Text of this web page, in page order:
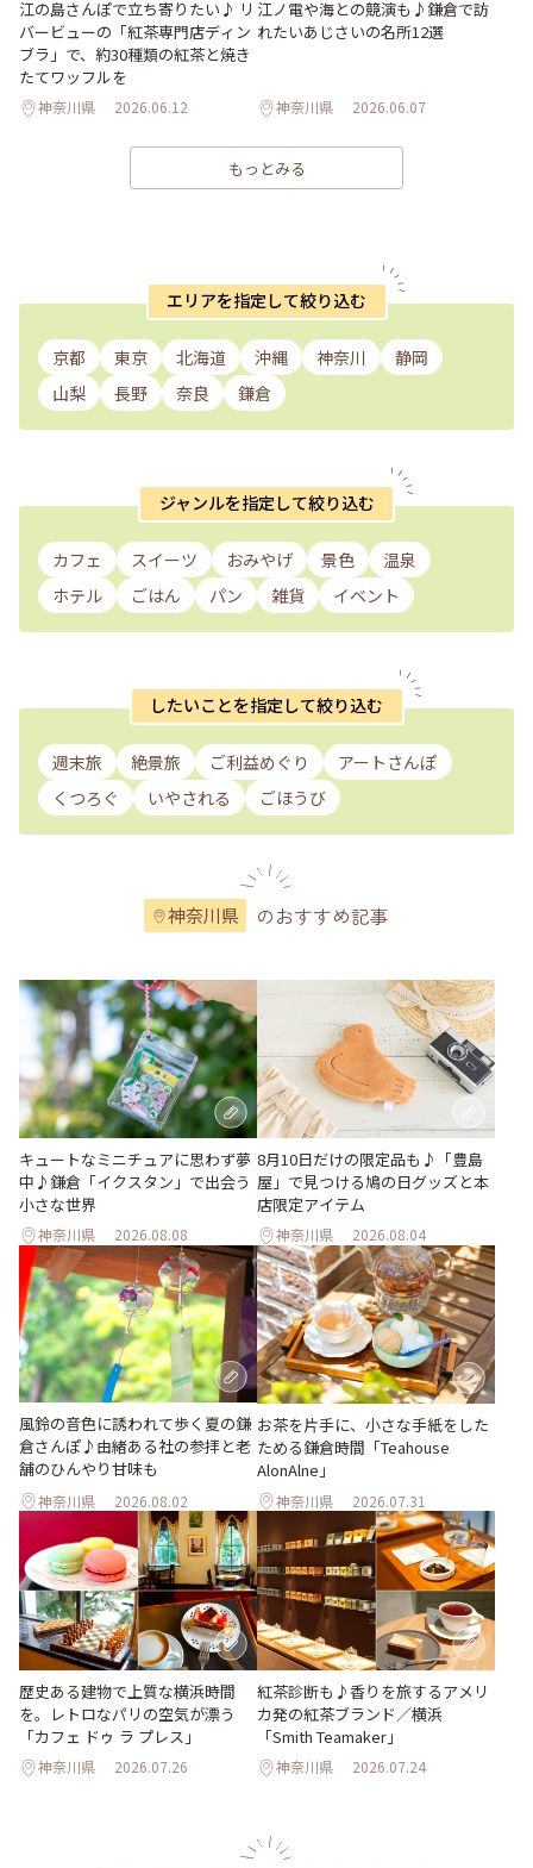
江の島さんぽで立ち寄りたい♪ リ
バービューの「紅茶専門店ディン
ブラ」で、約30種類の紅茶と焼き
たてワッフルを
神奈川県 2026.06.12
江ノ電や海との競演も♪鎌倉で訪
れたいあじさいの名所12選
神奈川県 2026.06.07
もっとみる
エリアを指定して絞り込む
京都 東京 北海道 沖縄 神奈川
静岡
山梨
長野 奈良 鎌倉
ジャンルを指定して絞り込む
カフェ スイーツ おみやげ 景色
温泉
ホテル
ごはん パン 雑貨 イベント
したいことを指定して絞り込む
週末旅 絶景旅 ご利益めぐり
アートさんぽ
くつろぐ
いやされる ごほうび
神奈川県 のおすすめ記事
キュートなミニチュアに思わず夢
中♪鎌倉「イクスタン」で出会う
小さな世界
神奈川県 2026.08.08
8月10日だけの限定品も♪「豊島
屋」で見つける鳩の日グッズと本
店限定アイテム
神奈川県 2026.08.04
風鈴の音色に誘われて歩く夏の鎌
倉さんぽ♪由緒ある社の参拝と老
舗のひんやり甘味も
神奈川県 2026.08.02
お茶を片手に、小さな手紙をした
ためる鎌倉時間「Teahouse
AlonAlne」
神奈川県 2026.07.31
歴史ある建物で上質な横浜時間
を。レトロなパリの空気が漂う
「カフェ ドゥ ラ プレス」
神奈川県 2026.07.26
紅茶診断も♪香りを旅するアメリ
カ発の紅茶ブランド／横浜
「Smith Teamaker」
神奈川県 2026.07.24